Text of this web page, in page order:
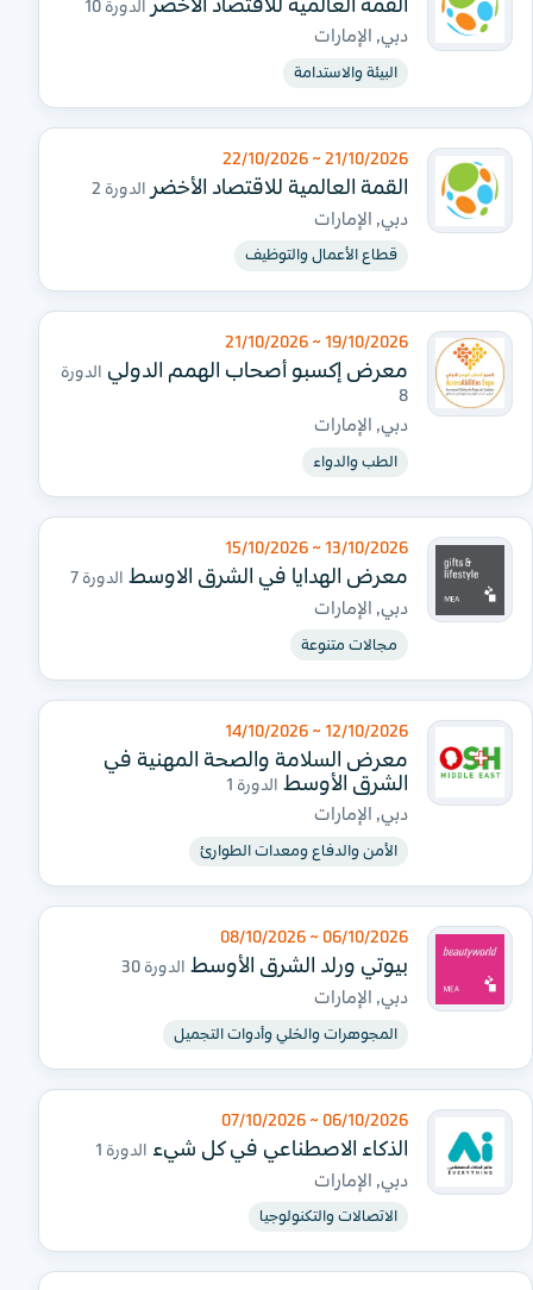
الدورة 10
دبي, الإمارات
البيئة والاستدامة
21/10/2026 ~ 22/10/2026
القمة العالمية للاقتصاد الأخضر الدورة 2
دبي, الإمارات
قطاع الأعمال والتوظيف
19/10/2026 ~ 21/10/2026
معرض إكسبو أصحاب الهمم الدولي الدورة
8
دبي, الإمارات
الطب والدواء
13/10/2026 ~ 15/10/2026
معرض الهدايا في الشرق الاوسط الدورة 7
دبي, الإمارات
مجالات متنوعة
12/10/2026 ~ 14/10/2026
معرض السلامة والصحة المهنية في
الشرق الأوسط الدورة 1
دبي, الإمارات
الأمن والدفاع ومعدات الطوارئ
06/10/2026 ~ 08/10/2026
بيوتي ورلد الشرق الأوسط الدورة 30
دبي, الإمارات
المجوهرات والحُلي وأدوات التجميل
06/10/2026 ~ 07/10/2026
الذكاء الاصطناعي في كل شيء الدورة 1
دبي, الإمارات
الاتصالات والتكنولوجيا